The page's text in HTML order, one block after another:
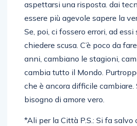
aspettarsi una risposta. dai
essere più agevole sapere la
Se, poi, ci fossero errori, ad essi
chiedere scusa. C’è poco da
anni, cambiano le stagioni,
cambia tutto il Mondo.
che è ancora difficile cambiare.
bisogno di amore vero.
*Ali per la Città P.S.: Si fa salvo